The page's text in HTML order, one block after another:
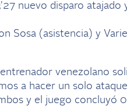
nuevo disparo atajado
Sosa (asistencia) y
venezolano
a hacer un solo
y el juego concluyó